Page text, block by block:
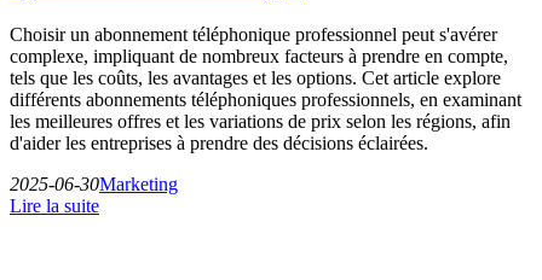
Choisir un abonnement téléphonique professionnel peut s'avérer
complexe, impliquant de nombreux facteurs à prendre en compte,
tels que les coûts, les avantages et les options. Cet article explore
différents abonnements téléphoniques professionnels, en examinant
les meilleures offres et les variations de prix selon les régions, afin
d'aider les entreprises à prendre des décisions éclairées.
2025-06-30Marketing
Lire la suite